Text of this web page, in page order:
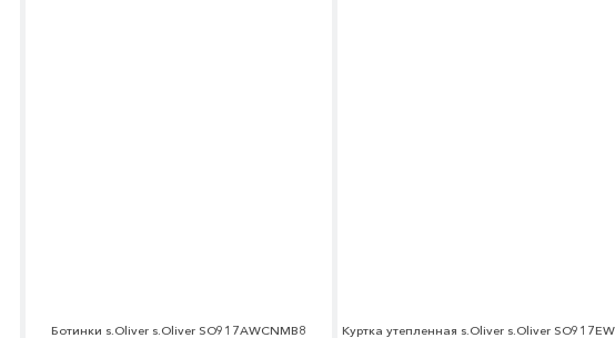
Ботинки s.Oliver s.Oliver SO917AWCNMB8